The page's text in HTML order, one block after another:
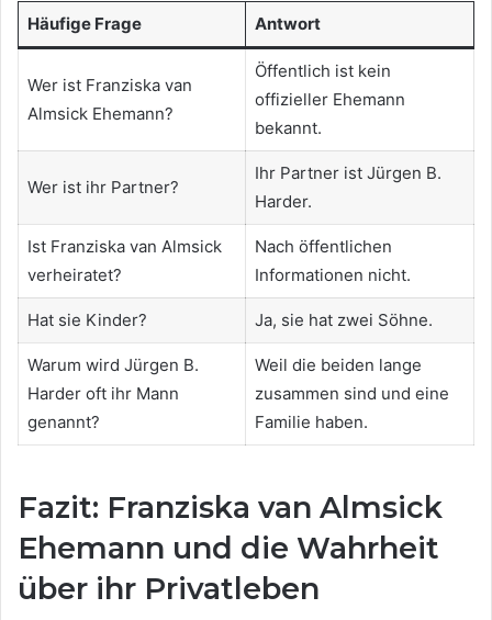
Häufige Frage Antwort
Wer ist Franziska van
Almsick Ehemann?
Öffentlich ist kein
offizieller Ehemann
bekannt.
Wer ist ihr Partner?
Ihr Partner ist Jürgen B.
Harder.
Ist Franziska van Almsick
verheiratet?
Nach öffentlichen
Informationen nicht.
Hat sie Kinder? Ja, sie hat zwei Söhne.
Warum wird Jürgen B.
Harder oft ihr Mann
genannt?
Weil die beiden lange
zusammen sind und eine
Familie haben.
Fazit: Franziska van Almsick
Ehemann und die Wahrheit
über ihr Privatleben